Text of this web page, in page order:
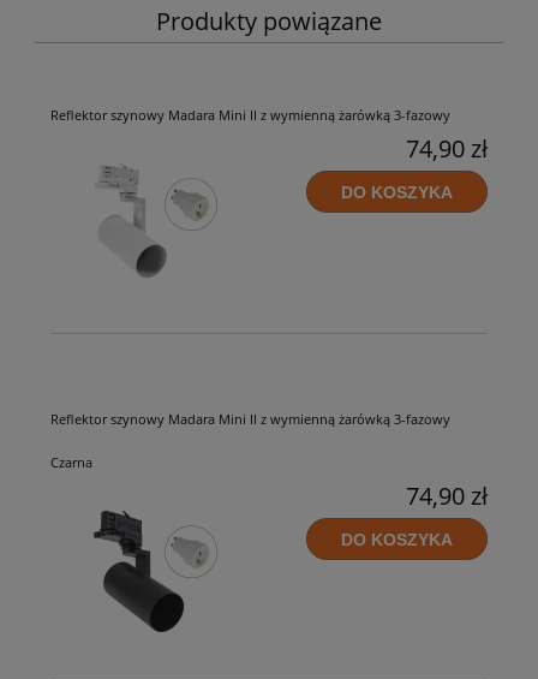
Produkty powiązane
Reflektor szynowy Madara Mini II z wymienną żarówką 3-fazowy
74,90 zł
DO KOSZYKA
Reflektor szynowy Madara Mini II z wymienną żarówką 3-fazowy
Czarna
74,90 zł
DO KOSZYKA